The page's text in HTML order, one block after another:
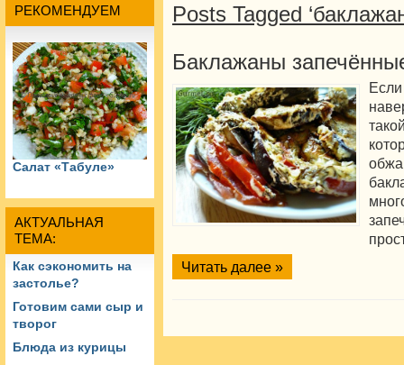
РЕКОМЕНДУЕМ
Салат «Табуле»
АКТУАЛЬНАЯ
ТЕМА:
Как сэкономить на
застолье?
Готовим сами сыр и
творог
Блюда из курицы
Posts Tagged
Баклажаны
Читать далее »